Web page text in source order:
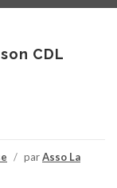
CDL
/ parAsso La